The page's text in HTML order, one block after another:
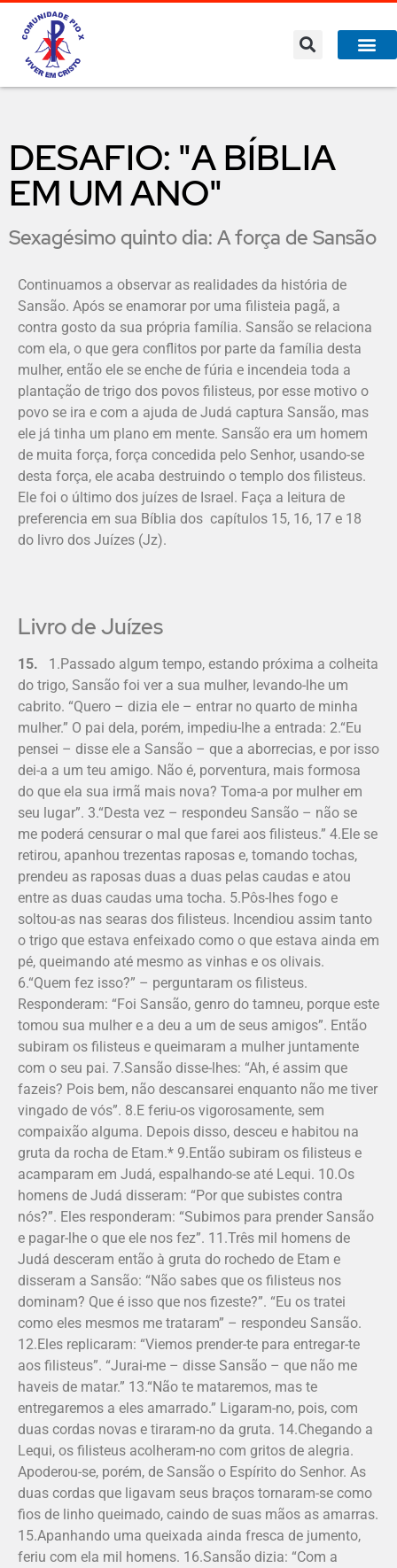
DESAFIO: "A BÍBLIA
EM UM ANO"
Sexagésimo quinto dia: A força de Sansão
Continuamos a observar as realidades da história de
Sansão. Após se enamorar por uma filisteia pagã, a
contra gosto da sua própria família. Sansão se relaciona
com ela, o que gera conflitos por parte da família desta
mulher, então ele se enche de fúria e incendeia toda a
plantação de trigo dos povos filisteus, por esse motivo o
povo se ira e com a ajuda de Judá captura Sansão, mas
ele já tinha um plano em mente. Sansão era um homem
de muita força, força concedida pelo Senhor, usando-se
desta força, ele acaba destruindo o templo dos filisteus.
Ele foi o último dos juízes de Israel. Faça a leitura de
preferencia em sua Bíblia dos capítulos 15, 16, 17 e 18
do livro dos Juízes (Jz).
Livro de Juízes
15. 1.Passado algum tempo, estando próxima a colheita
do trigo, Sansão foi ver a sua mulher, levando-lhe um
cabrito. “Quero – dizia ele – entrar no quarto de mi­nha
mulher.” O pai dela, porém, impediu-lhe a entrada: 2.“Eu
pensei – disse ele a Sansão – que a aborrecias, e por isso
dei-a a um teu amigo. Não é, porventura, mais formosa
do que ela sua irmã mais nova? Toma-a por mulher em
seu lugar”. 3.“Desta vez – respondeu Sansão – não se
me poderá censurar o mal que farei aos filisteus.” 4.Ele se
retirou, apanhou trezentas ra­po­sas e, tomando tochas,
prendeu as raposas duas a duas pelas caudas e atou
entre as duas caudas uma tocha. 5.Pôs-lhes fogo e
soltou-as nas searas dos filisteus. Incendiou assim tanto
o trigo que estava enfeixado como o que estava ainda em
pé, queimando até mesmo as vinhas e os olivais.
6.“Quem fez isso?” – perguntaram os filisteus.
Responderam: “Foi Sansão, genro do tamneu, porque este
tomou sua mulher e a deu a um de seus amigos”. Então
subiram os filisteus e queimaram a mulher juntamente
com o seu pai. 7.Sansão disse-lhes: “Ah, é assim que
fazeis? Pois bem, não descansarei enquanto não me tiver
vingado de vós”. 8.E feriu-os vigorosamente, sem
compaixão alguma. Depois disso, desceu e habitou na
gruta da rocha de Etam.* 9.Então subiram os filisteus e
acamparam em Judá, espalhando-se até Lequi. 10.Os
homens de Judá disseram: “Por que subistes contra
nós?”. Eles responderam: “Subimos para prender Sansão
e pagar-lhe o que ele nos fez”. 11.Três mil homens de
Judá desceram então à gruta do rochedo de Etam e
disseram a Sansão: “Não sabes que os filisteus nos
dominam? Que é isso que nos fizeste?”. “Eu os tratei
como eles mesmos me trataram” – respondeu San­são.
12.Eles replicaram: “Viemos prender-te para entregar-te
aos filisteus”. “Jurai-me – disse Sansão – que não me
haveis de matar.” 13.“Não te mataremos, mas te
entregaremos a eles amarrado.” Ligaram-no, pois, com
duas cordas novas e tiraram-no da gruta. 14.Chegando a
Lequi, os filisteus acolheram-no com gritos de alegria.
Apoderou-se, porém, de Sansão o Espírito do Senhor. As
duas cordas que ligavam seus braços tornaram-se como
fios de linho queimado, caindo de suas mãos as amarras.
15.Apanhando uma queixada ainda fresca de jumento,
feriu com ela mil homens. 16.Sansão dizia: “Com a